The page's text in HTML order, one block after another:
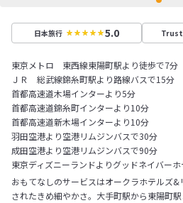
日本旅行 5.0
東京メトロ 東西線東陽町駅より徒歩で7分
ＪＲ 総武線錦糸町駅より路線バスで15分
首都高速道木場インターより5分
首都高速道錦糸町インターより10分
首都高速道新木場インターより10分
羽田空港より空港リムジンバスで30分
成田空港より空港リムジンバスで90分
東京ディズニーランドよりグッドネイバー
おもてなしのサービスはオークラホテルズ
されたきめ細やかさ。大手町駅から東陽町